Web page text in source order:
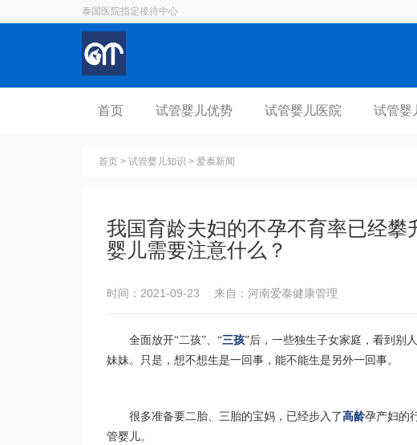
泰国医院指定接待中心
首页 试管婴儿优势 试管婴儿医院 试管婴
首页 > 试管婴儿知识 > 爱泰新闻
我国育龄夫妇的不孕不育率已经
婴儿需要注意什么？
时间：2021-09-23 来自：河南爱泰健康管理
全面放开“二孩”、“三孩”后，一些独生子女家庭，看到别
妹妹。只是，想不想生是一回事，能不能生是另外一回事。
很多准备要二胎、三胎的宝妈，已经步入了高龄孕产妇的
管婴儿。